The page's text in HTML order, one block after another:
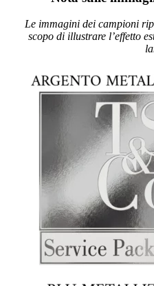
Le immagini dei campioni
scopo di illustrare l’effetto